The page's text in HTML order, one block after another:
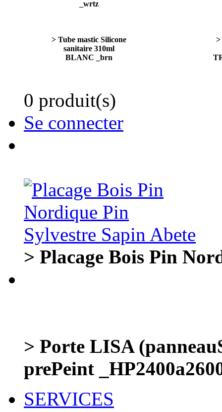
_wrtz
> Tube mastic Silicone
sanitaire 310ml
BLANC _brn
>
0 produit(s)
Se connecter
> Placage Bois Pin
> Porte LISA
prePeint
SERVICES